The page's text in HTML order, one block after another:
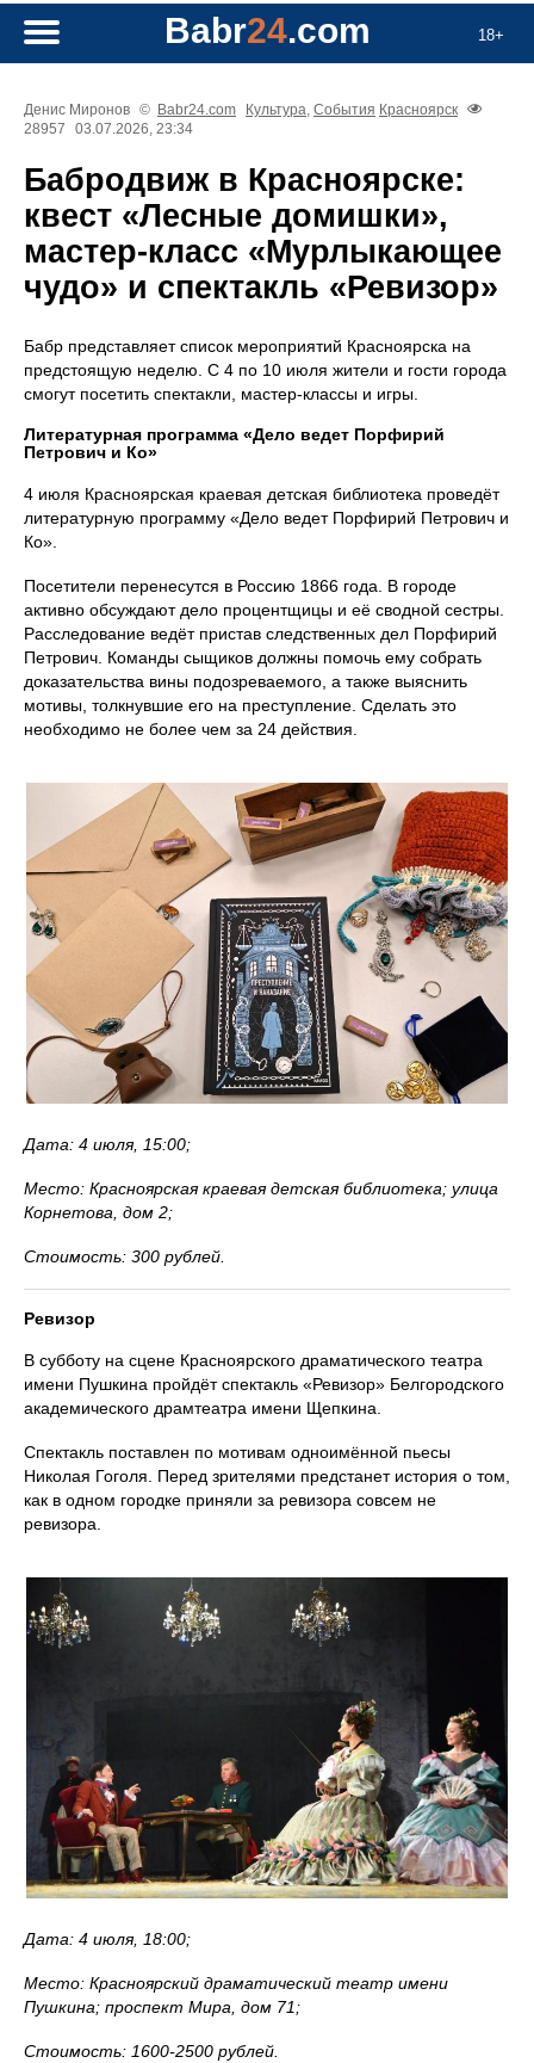
18+
Babr24.com
Денис Миронов © Babr24.com Культура, События Красноярск
28957
03.07.2026, 23:34
Бабродвиж в Красноярске:
квест «Лесные домишки»,
мастер-класс «Мурлыкающее
чудо» и спектакль «Ревизор»
Бабр представляет список мероприятий Красноярска на
предстоящую неделю. С 4 по 10 июля жители и гости города
смогут посетить спектакли, мастер-классы и игры.
Литературная программа «Дело ведет Порфирий
Петрович и Ко»
4 июля Красноярская краевая детская библиотека проведёт
литературную программу «Дело ведет Порфирий Петрович и
Ко».
Посетители перенесутся в Россию 1866 года. В городе
активно обсуждают дело процентщицы и её сводной сестры.
Расследование ведёт пристав следственных дел Порфирий
Петрович. Команды сыщиков должны помочь ему собрать
доказательства вины подозреваемого, а также выяснить
мотивы, толкнувшие его на преступление. Сделать это
необходимо не более чем за 24 действия.
Дата: 4 июля, 15:00;
Место: Красноярская краевая детская библиотека; улица
Корнетова, дом 2;
Стоимость: 300 рублей.
Ревизор
В субботу на сцене Красноярского драматического театра
имени Пушкина пройдёт спектакль «Ревизор» Белгородского
академического драмтеатра имени Щепкина.
Спектакль поставлен по мотивам одноимённой пьесы
Николая Гоголя. Перед зрителями предстанет история о том,
как в одном городке приняли за ревизора совсем не
ревизора.
Дата: 4 июля, 18:00;
Место: Красноярский драматический театр имени
Пушкина; проспект Мира, дом 71;
Стоимость: 1600-2500 рублей.